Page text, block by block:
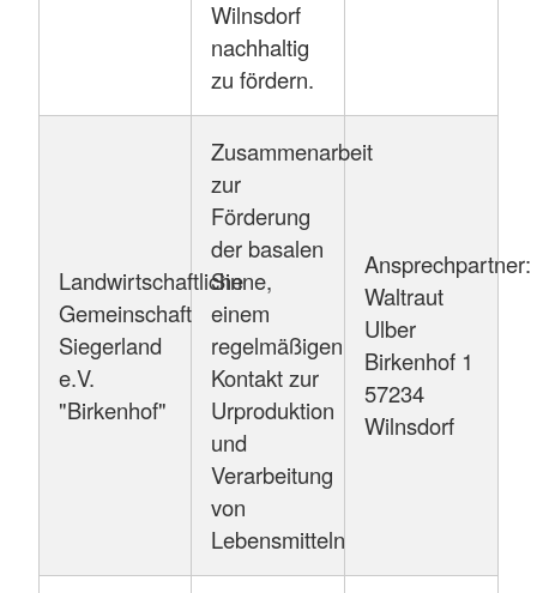
Wilnsdorf
nachhaltig
zu fördern.
Landwirtschaftliche
Gemeinschaft
Siegerland
e.V.
"Birkenhof"
Zusammenarbeit
zur
Förderung
der basalen
Sinne,
einem
regelmäßigen
Kontakt zur
Urproduktion
und
Verarbeitung
von
Lebensmitteln
Ansprechpartner:
Waltraut
Ulber
Birkenhof 1
57234
Wilnsdorf